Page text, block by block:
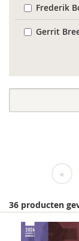
Frederik
Gerrit
Angela
Dr. Gerrit
Kristien
Claudia
Martine
Laura
«
36 producten